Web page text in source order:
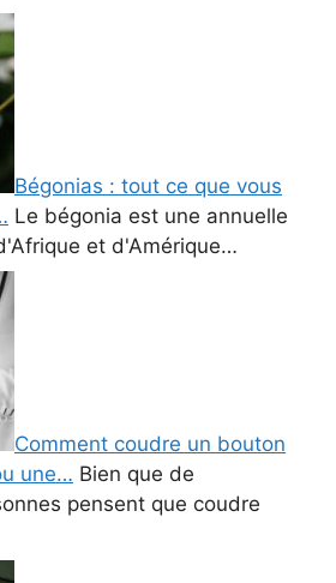
Bégonias : tout ce que vous
Le bégonia est une annuelle
et d'Amérique…
Comment coudre un bouton
une… Bien que de
pensent que coudre